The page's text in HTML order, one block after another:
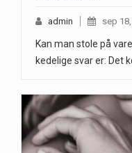
admin sep
Kan man stole på
kedelige svar er: Det